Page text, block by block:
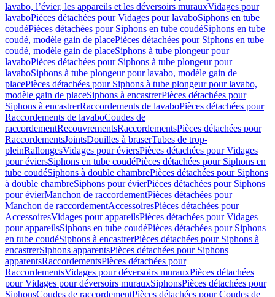
lavabo, l’évier, les appareils et les déversoirs murauxVidages pour
lavaboPièces détachées pour Vidages pour lavaboSiphons en tube
coudéPièces détachées pour Siphons en tube coudéSiphons en tube
coudé, modèle gain de placePièces détachées pour Siphons en tube
coudé, modèle gain de placeSiphons à tube plongeur pour
lavaboPièces détachées pour Siphons à tube plongeur pour
lavaboSiphons à tube plongeur pour lavabo, modèle gain de
placePièces détachées pour Siphons à tube plongeur pour lavabo,
modèle gain de placeSiphons à encastrerPièces détachées pour
Siphons à encastrerRaccordements de lavaboPièces détachées pour
Raccordements de lavaboCoudes de
raccordementRecouvrementsRaccordementsPièces détachées pour
RaccordementsJointsDouilles à braserTubes de trop-
pleinRallongesVidages pour éviersPièces détachées pour Vidages
pour éviersSiphons en tube coudéPièces détachées pour Siphons en
tube coudéSiphons à double chambrePièces détachées pour Siphons
à double chambreSiphons pour évierPièces détachées pour Siphons
pour évierManchon de raccordementPièces détachées pour
Manchon de raccordementAccessoiresPièces détachées pour
AccessoiresVidages pour appareilsPièces détachées pour Vidages
pour appareilsSiphons en tube coudéPièces détachées pour Siphons
en tube coudéSiphons à encastrerPièces détachées pour Siphons à
encastrerSiphons apparentsPièces détachées pour Siphons
apparentsRaccordementsPièces détachées pour
RaccordementsVidages pour déversoirs murauxPièces détachées
pour Vidages pour déversoirs murauxSiphonsPièces détachées pour
SiphonsCoudes de raccordementPièces détachées pour Coudes de